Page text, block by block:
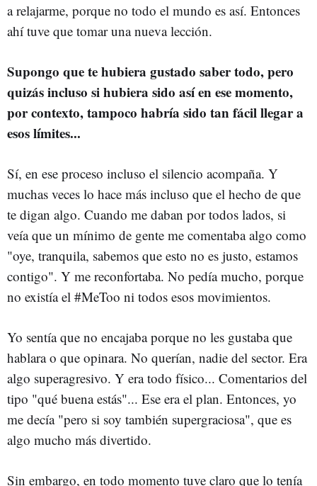
a relajarme, porque no todo el mundo es así. Entonces
ahí tuve que tomar una nueva lección.
Supongo que te hubiera gustado saber todo, pero
quizás incluso si hubiera sido así en ese momento,
por contexto, tampoco habría sido tan fácil llegar a
esos límites...
Sí, en ese proceso incluso el silencio acompaña. Y
muchas veces lo hace más incluso que el hecho de que
te digan algo. Cuando me daban por todos lados, si
veía que un mínimo de gente me comentaba algo como
"oye, tranquila, sabemos que esto no es justo, estamos
contigo". Y me reconfortaba. No pedía mucho, porque
no existía el #MeToo ni todos esos movimientos.
Yo sentía que no encajaba porque no les gustaba que
hablara o que opinara. No querían, nadie del sector. Era
algo superagresivo. Y era todo físico... Comentarios del
tipo "qué buena estás"... Ese era el plan. Entonces, yo
me decía "pero si soy también supergraciosa", que es
algo mucho más divertido.
Sin embargo, en todo momento tuve claro que lo tenía